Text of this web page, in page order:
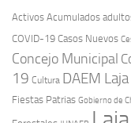
Activos Acumulados
COVID-19 Casos Nuevos
Concejo Municipal
19 Cultura DAEM Laja
Fiestas Patrias Gobierno de